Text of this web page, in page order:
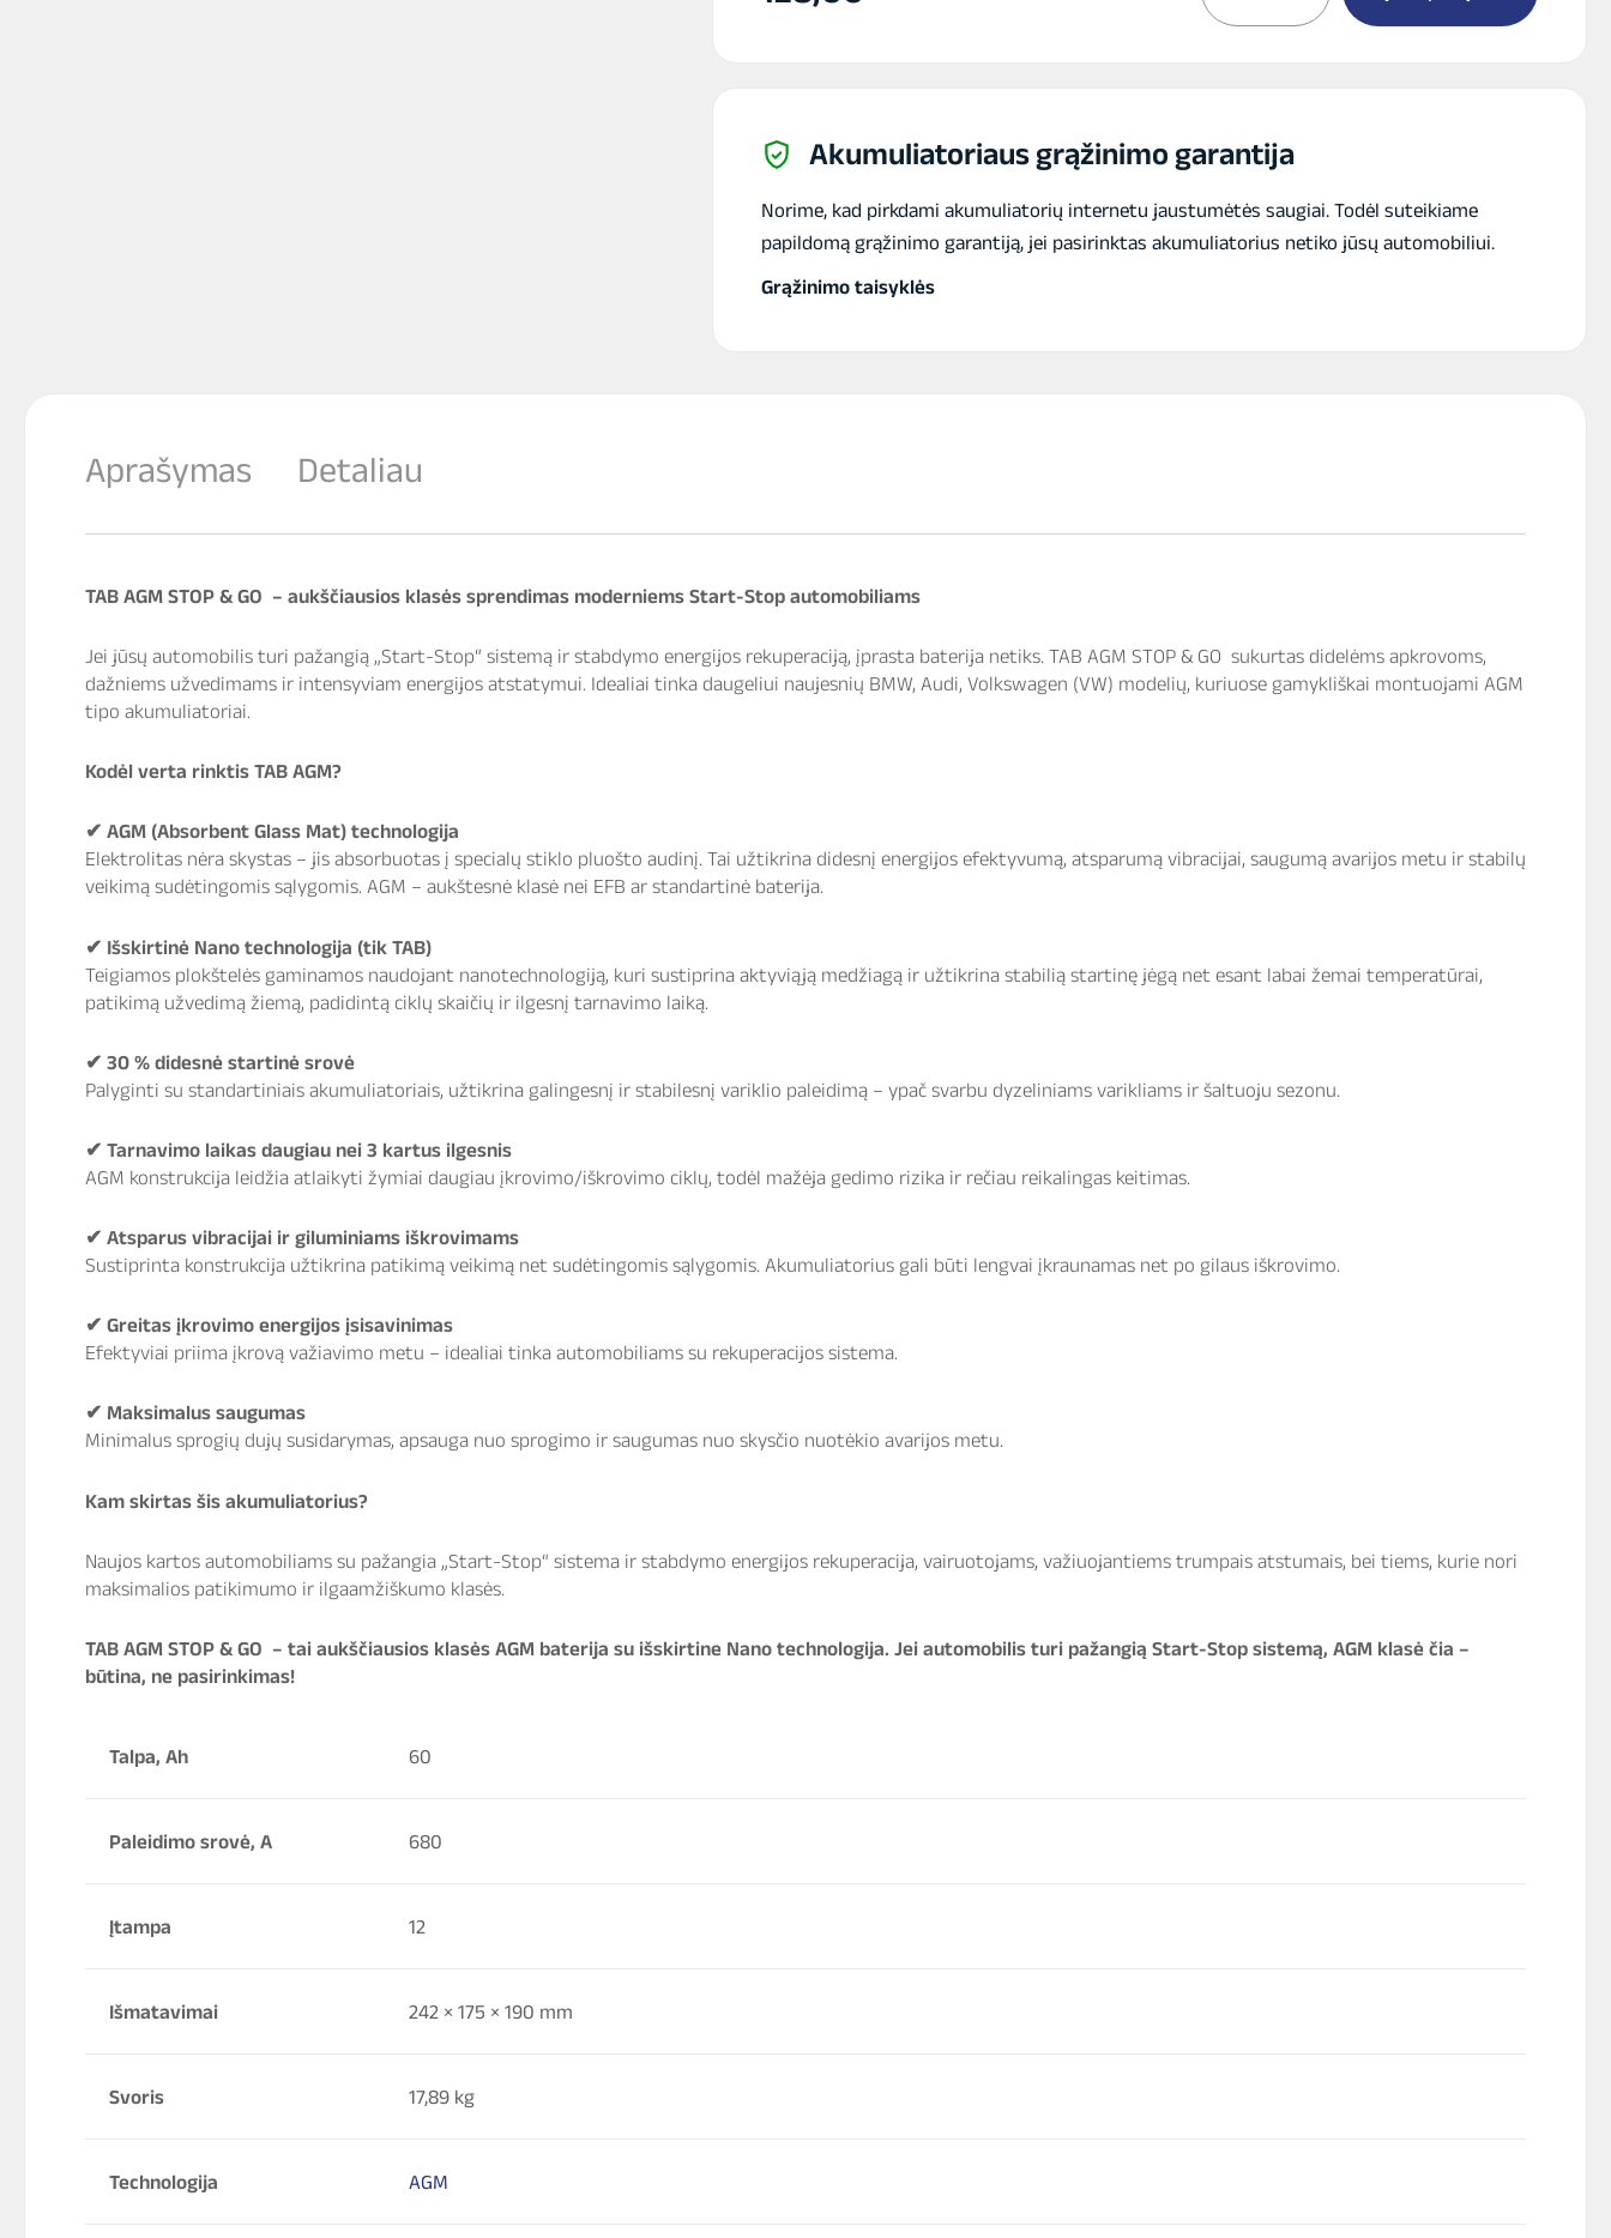
TAB
Akumuliatoriaus grąžinimo garantija
Norime, kad pirkdami akumuliatorių internetu jaustumėtės saugiai. Todėl suteikiame
papildomą grąžinimo garantiją, jei pasirinktas akumuliatorius netiko jūsų automobiliui.
Grąžinimo taisyklės
Aprašymas Detaliau
TAB AGM STOP & GO – aukščiausios klasės sprendimas moderniems Start-Stop automobiliams
Jei jūsų automobilis turi pažangią „Start-Stop“ sistemą ir stabdymo energijos rekuperaciją, įprasta baterija netiks. TAB AGM STOP & GO sukurtas didelėms apkrovoms,
dažniems užvedimams ir intensyviam energijos atstatymui. Idealiai tinka daugeliui naujesnių BMW, Audi, Volkswagen (VW) modelių, kuriuose gamykliškai montuojami AGM
tipo akumuliatoriai.
Kodėl verta rinktis TAB AGM?
✔ AGM (Absorbent Glass Mat) technologija
Elektrolitas nėra skystas – jis absorbuotas į specialų stiklo pluošto audinį. Tai užtikrina didesnį energijos efektyvumą, atsparumą vibracijai, saugumą avarijos metu ir stabilų
veikimą sudėtingomis sąlygomis. AGM – aukštesnė klasė nei EFB ar standartinė baterija.
✔ Išskirtinė Nano technologija (tik TAB)
Teigiamos plokštelės gaminamos naudojant nanotechnologiją, kuri sustiprina aktyviąją medžiagą ir užtikrina stabilią startinę jėgą net esant labai žemai temperatūrai,
patikimą užvedimą žiemą, padidintą ciklų skaičių ir ilgesnį tarnavimo laiką.
✔ 30 % didesnė startinė srovė
Palyginti su standartiniais akumuliatoriais, užtikrina galingesnį ir stabilesnį variklio paleidimą – ypač svarbu dyzeliniams varikliams ir šaltuoju sezonu.
✔ Tarnavimo laikas daugiau nei 3 kartus ilgesnis
AGM konstrukcija leidžia atlaikyti žymiai daugiau įkrovimo/iškrovimo ciklų, todėl mažėja gedimo rizika ir rečiau reikalingas keitimas.
✔ Atsparus vibracijai ir giluminiams iškrovimams
Sustiprinta konstrukcija užtikrina patikimą veikimą net sudėtingomis sąlygomis. Akumuliatorius gali būti lengvai įkraunamas net po gilaus iškrovimo.
✔ Greitas įkrovimo energijos įsisavinimas
Efektyviai priima įkrovą važiavimo metu – idealiai tinka automobiliams su rekuperacijos sistema.
✔ Maksimalus saugumas
Minimalus sprogių dujų susidarymas, apsauga nuo sprogimo ir saugumas nuo skysčio nuotėkio avarijos metu.
Kam skirtas šis akumuliatorius?
Naujos kartos automobiliams su pažangia „Start-Stop“ sistema ir stabdymo energijos rekuperacija, vairuotojams, važiuojantiems trumpais atstumais, bei tiems, kurie nori
maksimalios patikimumo ir ilgaamžiškumo klasės.
TAB AGM STOP & GO – tai aukščiausios klasės AGM baterija su išskirtine Nano technologija. Jei automobilis turi pažangią Start-Stop sistemą, AGM klasė čia –
būtina, ne pasirinkimas!
Talpa, Ah 60
Paleidimo srovė, A 680
Įtampa 12
Išmatavimai 242 × 175 × 190 mm
Svoris 17,89 kg
Technologija AGM